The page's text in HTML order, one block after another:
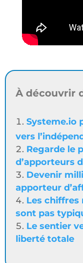
À découvrir
Systeme.io
vers
Regarde le
d’apporteurs
Devenir
apporteur
Les chiffres
sont pas
Le sentier
liberté totale